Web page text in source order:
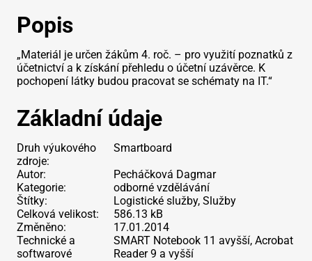
Popis
„Materiál je určen žákům 4. roč. – pro využití poznatků z
účetnictví a k získání přehledu o účetní uzávěrce. K
pochopení látky budou pracovat se schématy na IT.“
Základní údaje
Druh výukového
zdroje:
Smartboard
Autor:
Pecháčková Dagmar
Kategorie:
odborné vzdělávání
Štítky:
Logistické služby, Služby
Celková velikost:
586.13 kB
Změněno:
17.01.2014
Technické a
softwarové
SMART Notebook 11 avyšší, Acrobat
Reader 9 a vyšší